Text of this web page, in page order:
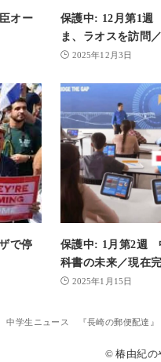
オー
保護中: 12月第1
ま、ラオスを訪問
2025年12月3日
で停
保護中: 1月第2週
科書の未来／現在
2025年1月15日
学生ニュース 『長崎の郵便配達』
© 椿由紀の